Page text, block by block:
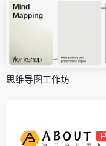
思维导图工作坊